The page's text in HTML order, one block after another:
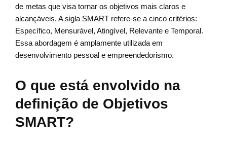
de metas que visa tornar os objetivos mais claros e
alcançáveis. A sigla SMART refere-se a cinco critérios:
Específico, Mensurável, Atingível, Relevante e Temporal.
Essa abordagem é amplamente utilizada em
desenvolvimento pessoal e empreendedorismo.
O que está envolvido na
definição de Objetivos
SMART?